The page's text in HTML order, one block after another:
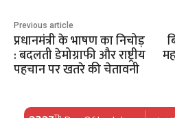
Previous article
प्रधानमंत्री के भाषण का निचोड़
: बदलती डेमोग्राफी और राष्ट्रीय
पहचान पर खतरे की चेतावनी